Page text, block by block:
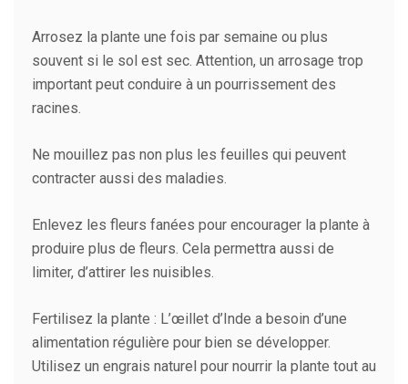
Arrosez la plante une fois par semaine ou plus
souvent si le sol est sec. Attention, un arrosage trop
important peut conduire à un pourrissement des
racines.
Ne mouillez pas non plus les feuilles qui peuvent
contracter aussi des maladies.
Enlevez les fleurs fanées pour encourager la plante à
produire plus de fleurs. Cela permettra aussi de
limiter, d’attirer les nuisibles.
Fertilisez la plante : L’œillet d’Inde a besoin d’une
alimentation régulière pour bien se développer.
Utilisez un engrais naturel pour nourrir la plante tout au